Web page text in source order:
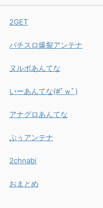
2GET
パチスロ爆裂アンテナ
ヌルポあんてな
いーあんてな(#ﾟｗﾟ)
アナグロあんてな
ぷぅアンテナ
2chnabi
おまとめ